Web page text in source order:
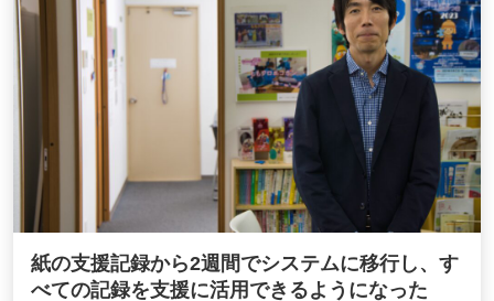
紙の支援記録から2週間でシステムに移行し、す
べての記録を支援に活用できるようになった